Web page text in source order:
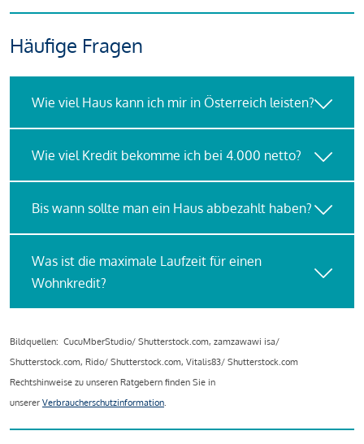
Häufige Fragen
Wie viel Haus kann ich mir in Österreich leisten?
Wie viel Kredit bekomme ich bei 4.000 netto?
Bis wann sollte man ein Haus abbezahlt haben?
Was ist die maximale Laufzeit für einen
Wohnkredit?
Bildquellen: CucuMberStudio/ Shutterstock.com, zamzawawi isa/
Shutterstock.com, Rido/ Shutterstock.com, Vitalis83/ Shutterstock.com
Rechtshinweise zu unseren Ratgebern finden Sie in
unserer Verbraucherschutzinformation.